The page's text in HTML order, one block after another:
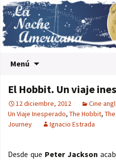
Menú
El Hobbit. Un viaje
12 diciembre, 2012 Cine
Un Viaje Inesperado, The Hobbit,
Journey
Ignacio Estrada
Desde que Peter Jackson